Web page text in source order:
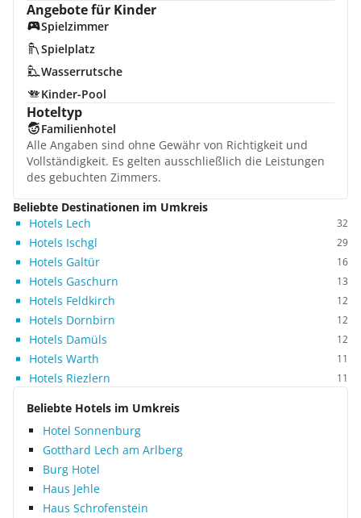
Angebote für Kinder
Spielzimmer
Spielplatz
Wasserrutsche
Kinder-Pool
Hoteltyp
Familienhotel
Alle Angaben sind ohne Gewähr von Richtigkeit und
Vollständigkeit. Es gelten ausschließlich die Leistungen
des gebuchten Zimmers.
Beliebte Destinationen im Umkreis
Hotels Lech
32
Hotels Ischgl 29
Hotels Galtür 16
Hotels Gaschurn 13
Hotels Feldkirch 12
Hotels Dornbirn 12
Hotels Damüls 12
Hotels Warth 11
Hotels Riezlern 11
Beliebte Hotels im Umkreis
Hotel Sonnenburg
Gotthard Lech am Arlberg
Burg Hotel
Haus Jehle
Haus Schrofenstein